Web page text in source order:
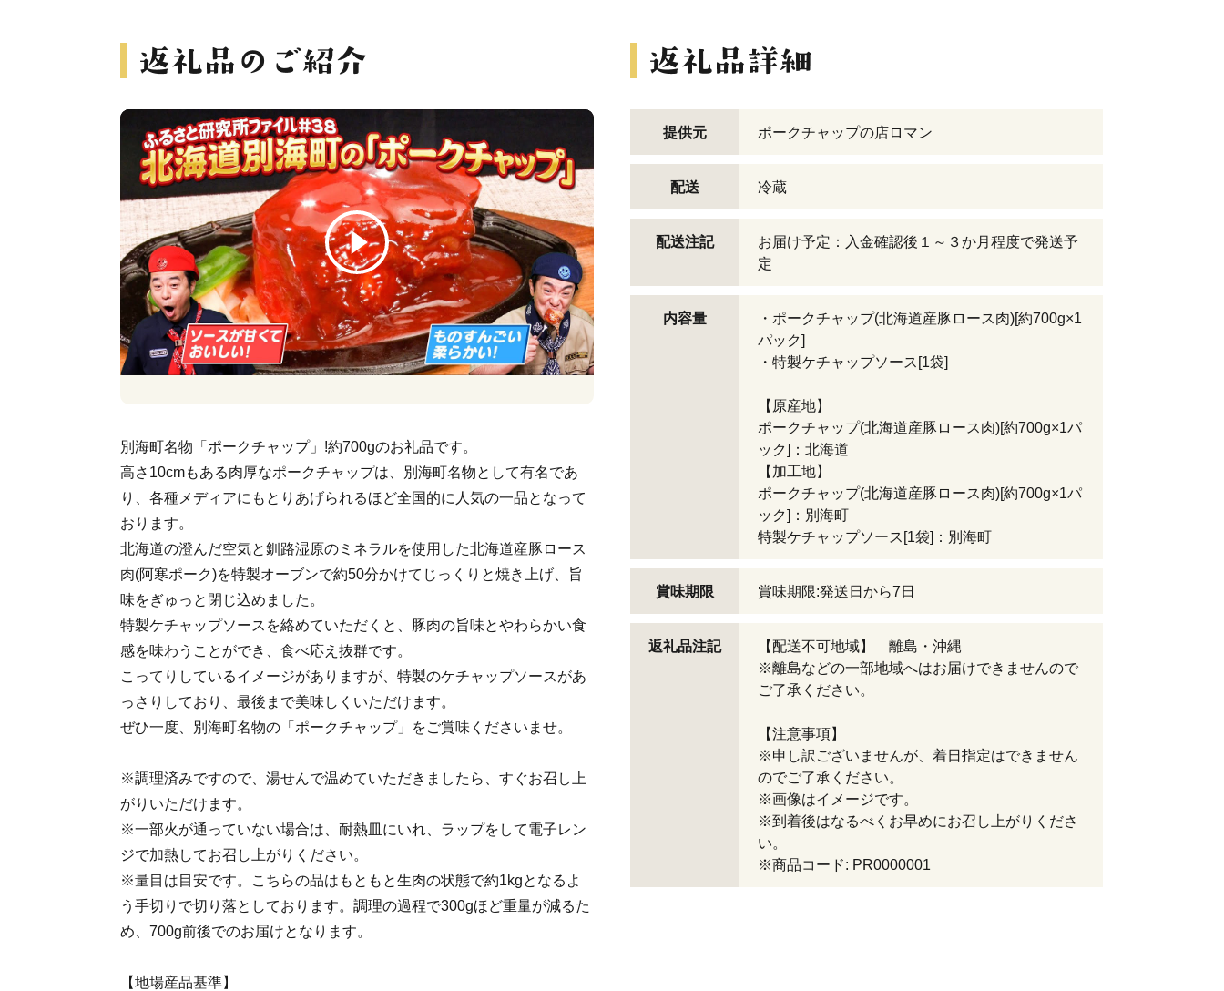
別海町名物「ポークチャップ」!約700gのお礼品です。
高さ10cmもある肉厚なポークチャップは、別海町名物として有名であ
り、各種メディアにもとりあげられるほど全国的に人気の一品となって
おります。
北海道の澄んだ空気と釧路湿原のミネラルを使用した北海道産豚ロース
肉(阿寒ポーク)を特製オーブンで約50分かけてじっくりと焼き上げ、旨
味をぎゅっと閉じ込めました。
特製ケチャップソースを絡めていただくと、豚肉の旨味とやわらかい食
感を味わうことができ、食べ応え抜群です。
こってりしているイメージがありますが、特製のケチャップソースがあ
っさりしており、最後まで美味しくいただけます。
ぜひ一度、別海町名物の「ポークチャップ」をご賞味くださいませ。
※調理済みですので、湯せんで温めていただきましたら、すぐお召し上
がりいただけます。
※一部火が通っていない場合は、耐熱皿にいれ、ラップをして電子レン
ジで加熱してお召し上がりください。
※量目は目安です。こちらの品はもともと生肉の状態で約1kgとなるよ
う手切りで切り落としております。調理の過程で300gほど重量が減るた
め、700g前後でのお届けとなります。
【地場産品基準】
提供元 ポークチャップの店ロマン
配送 冷蔵
配送注記
お届け予定：入金確認後１～３か月程度で発送予
定
内容量
・ポークチャップ(北海道産豚ロース肉)[約700g×1
パック]
・特製ケチャップソース[1袋]
【原産地】
ポークチャップ(北海道産豚ロース肉)[約700g×1パ
ック]：北海道
【加工地】
ポークチャップ(北海道産豚ロース肉)[約700g×1パ
ック]：別海町
特製ケチャップソース[1袋]：別海町
賞味期限 賞味期限:発送日から7日
返礼品注記
【配送不可地域】 離島・沖縄
※離島などの一部地域へはお届けできませんので
ご了承ください。
【注意事項】
※申し訳ございませんが、着日指定はできません
のでご了承ください。
※画像はイメージです。
※到着後はなるべくお早めにお召し上がりくださ
い。
※商品コード: PR0000001